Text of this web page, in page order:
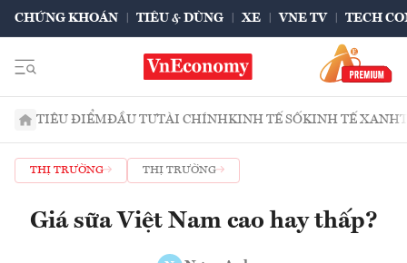
CHỨNG KHOÁN TIÊU & DÙNG XE VNE TV TECH
TIÊU ĐIỂMĐẦU TƯTÀI CHÍNHKINH TẾ SỐKINH TẾ XANH
THỊ TRƯỜNG THỊ TRƯỜNG
Giá sữa Việt Nam cao hay thấp?